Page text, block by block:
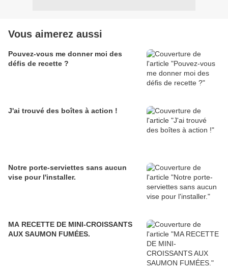
Vous aimerez aussi
Pouvez-vous me donner moi des
défis de recette ?
J'ai trouvé des boîtes à action !
Notre porte-serviettes sans aucun
vise pour l'installer.
MA RECETTE DE MINI-CROISSANTS
AUX SAUMON FUMÉES.